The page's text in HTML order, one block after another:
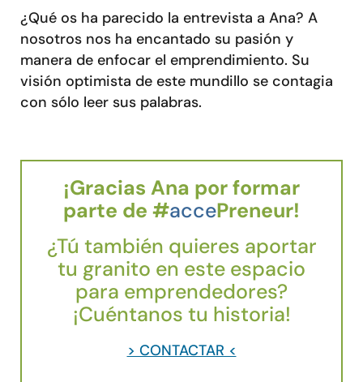
¿Qué os ha parecido la entrevista a Ana? A
nosotros nos ha encantado su pasión y
manera de enfocar el emprendimiento. Su
visión optimista de este mundillo se contagia
con sólo leer sus palabras.
¡Gracias Ana por formar
parte de #accePreneur!
¿Tú también quieres aportar
tu granito en este espacio
para emprendedores?
¡Cuéntanos tu historia!
> CONTACTAR <